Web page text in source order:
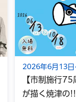
2026年6月13
【市制施行
が描く焼津の